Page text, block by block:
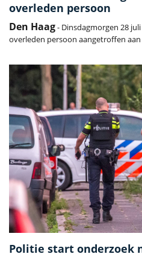
overleden persoon
Den Haag- Dinsdagmorgen 28
overleden persoon aangetroffen aan
Politie start onderzoek